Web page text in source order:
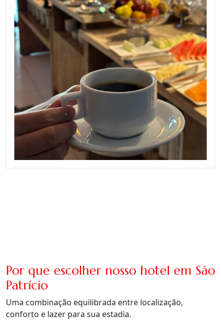
Por que escolher nosso hotel em São
Patrício
Uma combinação equilibrada entre localização,
conforto e lazer para sua estadia.